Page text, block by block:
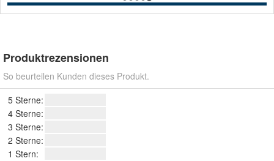
Produktrezensionen
So beurteilen Kunden dieses Produkt.
5 Sterne:
4 Sterne:
3 Sterne:
2 Sterne:
1 Stern: